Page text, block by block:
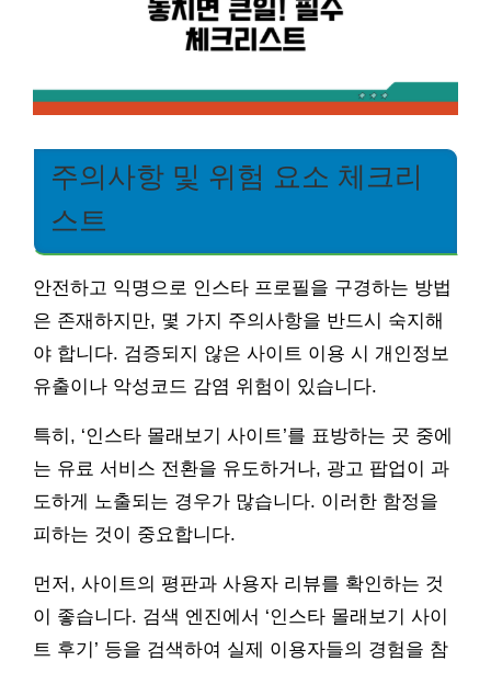
주의사항 및 위험 요소 체크리
스트
안전하고 익명으로 인스타 프로필을 구경하는 방법
은 존재하지만, 몇 가지 주의사항을 반드시 숙지해
야 합니다. 검증되지 않은 사이트 이용 시 개인정보
유출이나 악성코드 감염 위험이 있습니다.
특히, ‘인스타 몰래보기 사이트’를 표방하는 곳 중에
는 유료 서비스 전환을 유도하거나, 광고 팝업이 과
도하게 노출되는 경우가 많습니다. 이러한 함정을
피하는 것이 중요합니다.
먼저, 사이트의 평판과 사용자 리뷰를 확인하는 것
이 좋습니다. 검색 엔진에서 ‘인스타 몰래보기 사이
트 후기’ 등을 검색하여 실제 이용자들의 경험을 참